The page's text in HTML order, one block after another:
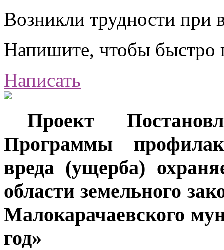
Возникли трудности при
Напишите, чтобы быстро
Написать
Проект
Программы
вреда (ущерба)
области земельного
Малокарачаевского
год»